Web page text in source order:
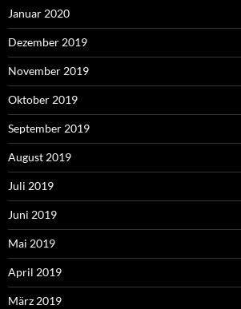
Januar 2020
Dezember 2019
November 2019
Oktober 2019
September 2019
August 2019
Juli 2019
Juni 2019
Mai 2019
April 2019
März 2019